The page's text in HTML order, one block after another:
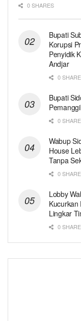
0 SHARES
Bupati
Korupsi
Penyidik
Andjar
0
Bupati
0
Wabup
House
Tanpa
0
Lobby
Kucurkan
Lingkar
0